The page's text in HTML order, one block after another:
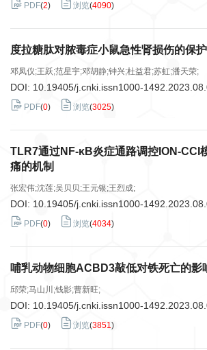
PDF(2) 浏览(4090)
度拉糖肽对脓毒症小鼠急性肾损伤的保
邓凤仪;王跃;范星宇;邓胡静;钟兴;杜益君;苏虹;潘天荣;
DOI: 10.19405/j.cnki.issn1000-
PDF(0) 浏览(3025)
TLR7通过NF-κB炎症通路调控ION-CCI
痛的机制
张宏伟;沈莲;吴贝贝;王元银;王烈成;
DOI: 10.19405/j.cnki.issn1000-
PDF(0) 浏览(4034)
哺乳动物细胞ACBD3敲低对铁死亡的影
邱荣;马山川;钱影;曹新旺;
DOI: 10.19405/j.cnki.issn1000-
PDF(0) 浏览(3851)